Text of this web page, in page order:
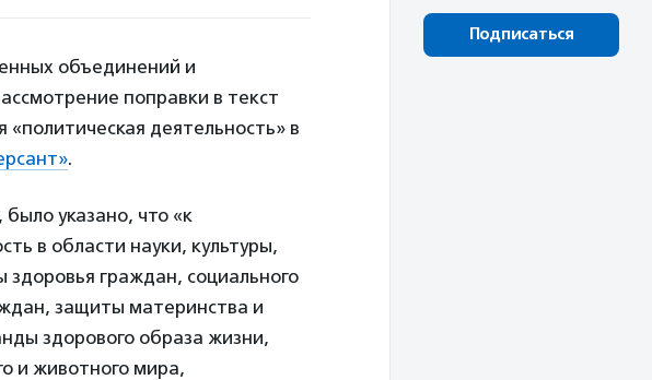
объединений и
поправки в текст
деятельность» в
.
указано, что «к
в области науки, культуры,
здоровья граждан, социального
защиты материнства и
здорового образа жизни,
и животного мира,
Подписаться